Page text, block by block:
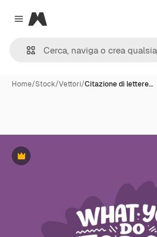
Close menu
Magnific
Home/Stock/Vettori/Citazione di lettere…
Premium